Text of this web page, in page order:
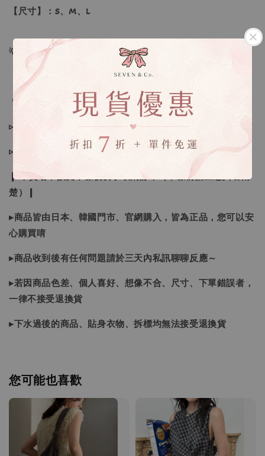
【尺寸】：S、M、L
💡訂單依照下單順序為主唷！
🔍IG搜尋：Sevenjewelry.co
▹現貨商品１～３日內寄出
▹預購商品７～２１日（不含假日）寄出，如遇缺貨請見諒！
❙ 本賣場不接受下標後要求取消訂單（下標前請三思與看清
楚）❙
▸商品皆由日本、韓國門市、官網購入，皆為正品，您可以安
心購買唷
▸商品收到後有任何問題請於三天內私訊聊聊反應～
▸若因商品色差、個人喜好、想像不合、尺寸、下單錯誤者，
一律不接受退換貨
▸下水過後的商品、貼身衣物、拆標均無法接受退換貨
您可能也喜歡